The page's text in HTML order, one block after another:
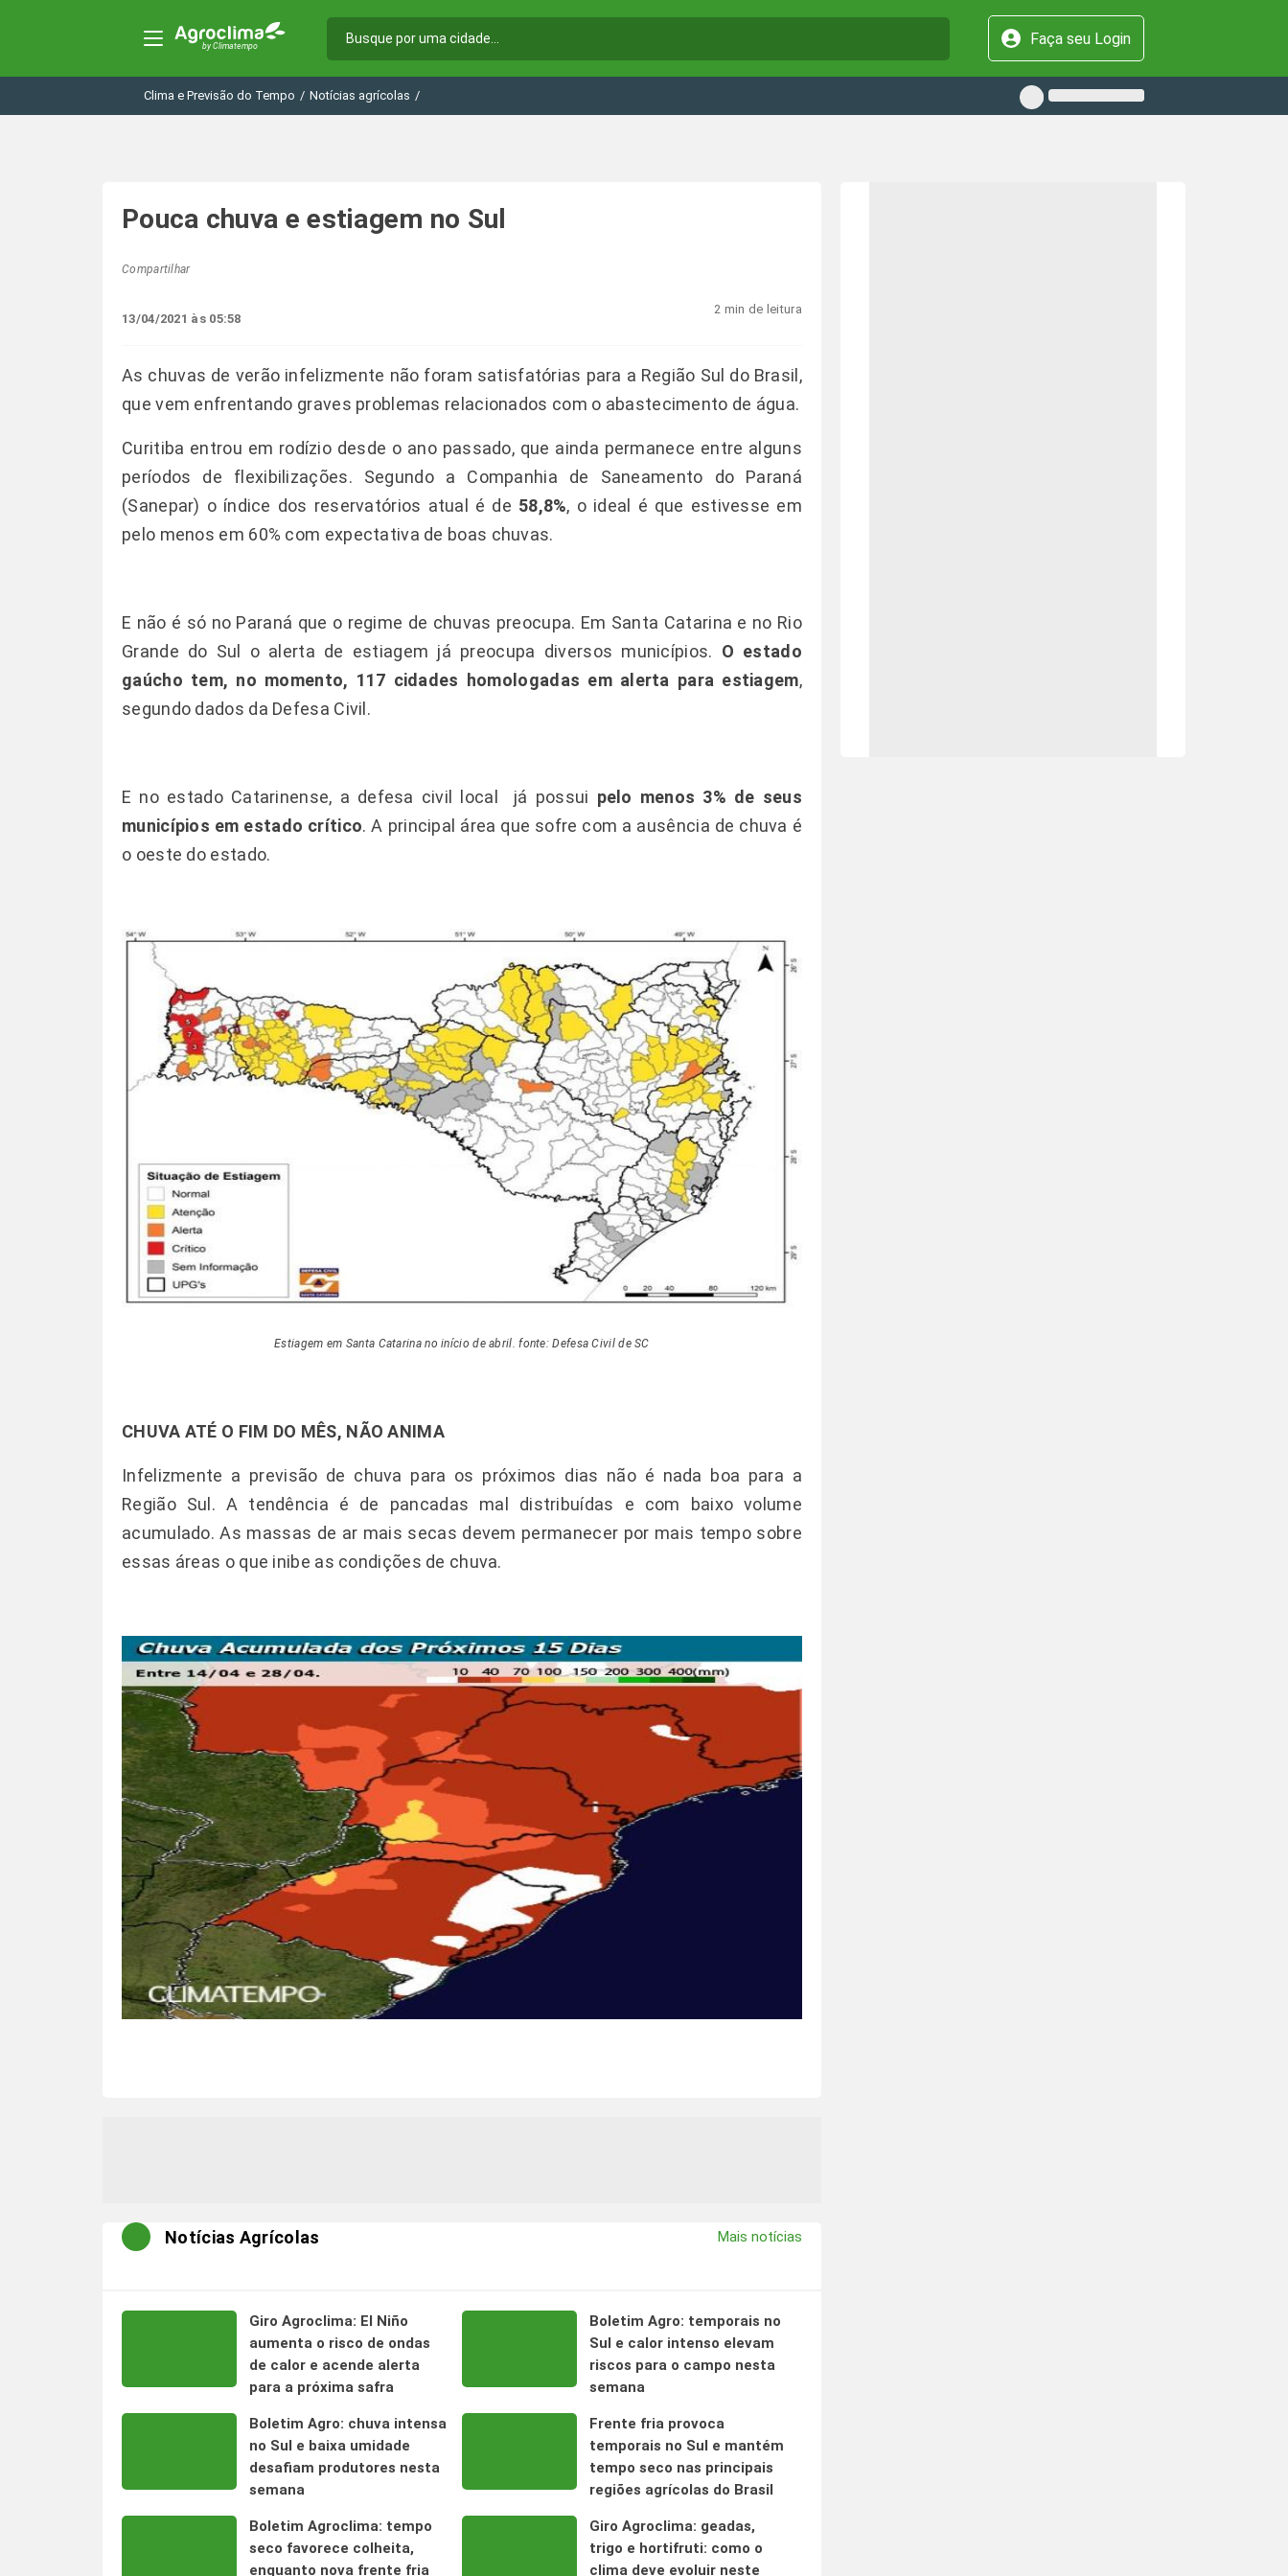
Faça seu Login
Clima e Previsão do Tempo / Notícias agrícolas /
Pouca chuva e estiagem no Sul
Compartilhar
13/04/2021 às 05:58
2 min de leitura
As chuvas de verão infelizmente não foram satisfatórias para a Região Sul do Brasil,
que vem enfrentando graves problemas relacionados com o abastecimento de água.
Curitiba entrou em rodízio desde o ano passado, que ainda permanece entre alguns
períodos de flexibilizações. Segundo a Companhia de Saneamento do Paraná
(Sanepar) o índice dos reservatórios atual é de 58,8%, o ideal é que estivesse em
pelo menos em 60% com expectativa de boas chuvas.
E não é só no Paraná que o regime de chuvas preocupa. Em Santa Catarina e no Rio
Grande do Sul o alerta de estiagem já preocupa diversos municípios. O estado
gaúcho tem, no momento, 117 cidades homologadas em alerta para estiagem,
segundo dados da Defesa Civil.
E no estado Catarinense, a defesa civil local já possui pelo menos 3% de seus
municípios em estado crítico. A principal área que sofre com a ausência de chuva é
o oeste do estado.
Estiagem em Santa Catarina no início de abril. fonte: Defesa Civil de SC
CHUVA ATÉ O FIM DO MÊS, NÃO ANIMA
Infelizmente a previsão de chuva para os próximos dias não é nada boa para a
Região Sul. A tendência é de pancadas mal distribuídas e com baixo volume
acumulado. As massas de ar mais secas devem permanecer por mais tempo sobre
essas áreas o que inibe as condições de chuva.
Notícias Agrícolas Mais notícias
Giro Agroclima: El Niño
aumenta o risco de ondas
de calor e acende alerta
para a próxima safra
Boletim Agro: temporais no
Sul e calor intenso elevam
riscos para o campo nesta
semana
Boletim Agro: chuva intensa
no Sul e baixa umidade
desafiam produtores nesta
semana
Frente fria provoca
temporais no Sul e mantém
tempo seco nas principais
regiões agrícolas do Brasil
Boletim Agroclima: tempo
seco favorece colheita,
enquanto nova frente fria
Giro Agroclima: geadas,
trigo e hortifruti: como o
clima deve evoluir neste